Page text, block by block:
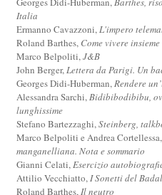
Italia
Ermanno Cavazzoni,L'impero
Roland Barthes, Come vivere insieme
Marco Belpoliti,J&B
John Berger,Lettera da Parigi. Un
Georges Didi-Huberman,Rendere
Alessandra Sarchi,Bidibibodibibu,
lunghissime
Stefano Bartezzaghi,Steinberg,
Marco Belpoliti e Andrea
manganelliana. Nota e sommario
Gianni Celati,Esercizio
Attilio Vecchiatto,I Sonetti del
Roland Barthes,Il neutro